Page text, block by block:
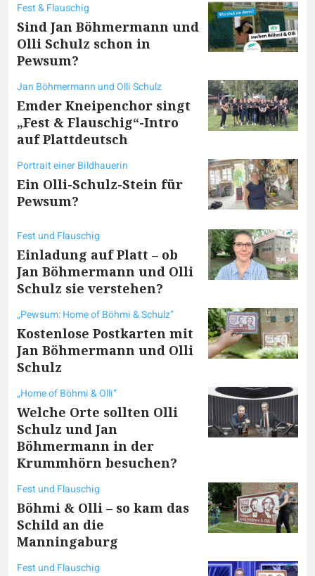
Fest & Flauschig
Sind Jan Böhmermann und
Olli Schulz schon in
Pewsum?
Jan Böhmermann und Olli Schulz
Emder Kneipenchor singt
„Fest & Flauschig“-Intro
auf Plattdeutsch
Portrait einer Bildhauerin
Ein Olli-Schulz-Stein für
Pewsum?
Fest und Flauschig
Einladung auf Platt – ob
Jan Böhmermann und Olli
Schulz sie verstehen?
„Pewsum: Home of Böhmi & Schulz“
Kostenlose Postkarten mit
Jan Böhmermann und Olli
Schulz
„Home of Böhmi & Olli“
Welche Orte sollten Olli
Schulz und Jan
Böhmermann in der
Krummhörn besuchen?
Fest und Flauschig
Böhmi & Olli – so kam das
Schild an die
Manningaburg
Fest und Flauschig